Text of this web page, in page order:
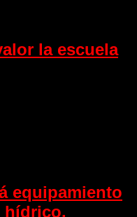
la escuela
equipamiento
hídrico.